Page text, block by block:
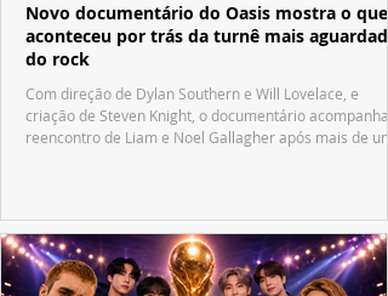
Novo documentário do Oasis mostra o que
aconteceu por trás da turnê mais aguardada
do rock
Com direção de Dylan Southern e Will Lovelace, e
criação de Steven Knight, o documentário acompanha
reencontro de Liam e Noel Gallagher após mais de